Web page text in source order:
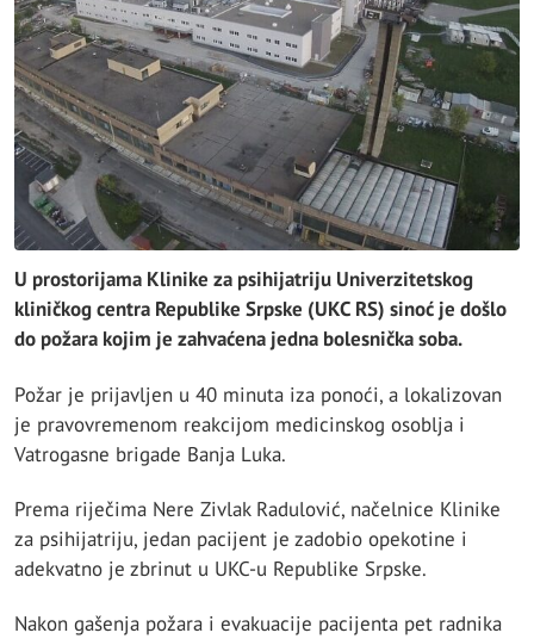
U prostorijama Klinike za psihijatriju Univerzitetskog
kliničkog centra Republike Srpske (UKC RS) sinoć je došlo
do požara kojim je zahvaćena jedna bolesnička soba.
Požar je prijavljen u 40 minuta iza ponoći, a lokalizovan
je pravovremenom reakcijom medicinskog osoblja i
Vatrogasne brigade Banja Luka.
Prema riječima Nere Zivlak Radulović, načelnice Klinike
za psihijatriju, jedan pacijent je zadobio opekotine i
adekvatno je zbrinut u UKC-u Republike Srpske.
Nakon gašenja požara i evakuacije pacijenta pet radnika